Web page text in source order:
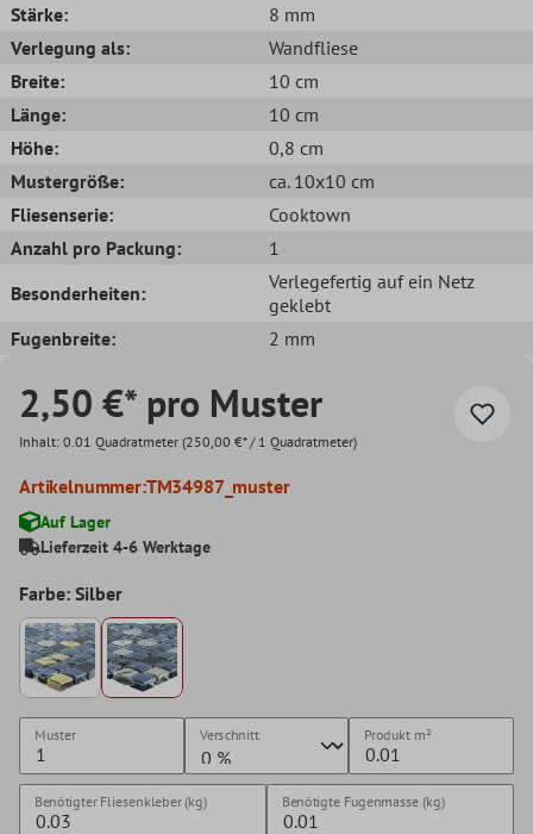
Stärke:
8 mm
Verlegung als:
Wandfliese
Breite:
10 cm
Länge:
10 cm
Höhe:
0,8 cm
Mustergröße:
ca. 10x10 cm
Fliesenserie:
Cooktown
Anzahl pro Packung:
1
Besonderheiten:
Verlegefertig auf ein Netz
geklebt
Fugenbreite:
2 mm
2,50 €* pro Muster
Inhalt: 0.01 Quadratmeter (250,00 €* / 1 Quadratmeter)
Artikelnummer:TM34987_muster
Auf Lager
Lieferzeit 4-6 Werktage
Farbe: Silber
Muster Verschnitt Produkt m²
Benötigter Fliesenkleber (kg) Benötigte Fugenmasse (kg)